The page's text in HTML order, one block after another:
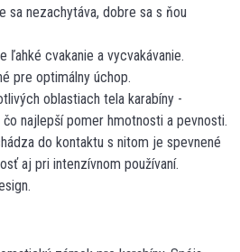
sa nezachytáva, dobre sa s ňou
ľahké cvakanie a vycvakávanie.
pre optimálny úchop.
oblastiach tela karabíny -
najlepší pomer hmotnosti a pevnosti.
do kontaktu s nitom je spevnené
aj pri intenzívnom používaní.